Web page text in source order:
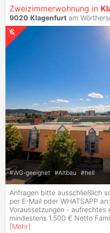
Zweizimmerwohnung in
9020 Klagenfurt am
#WG-geeignet #Altbau #hell
Anfragen bitte ausschließlich
per E-Mail oder WHATSAPP
Voraussetzungen - aufrechtes
mindestens 1.500 € Netto
[Mehr]